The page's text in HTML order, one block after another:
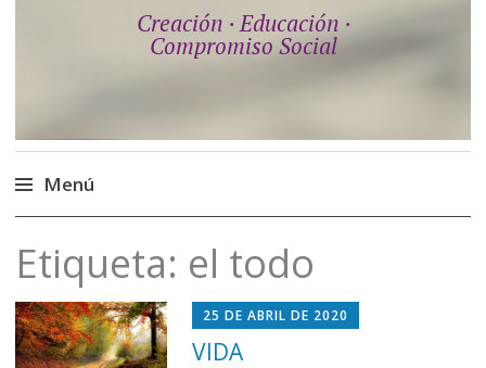
Creación · Educación ·
Compromiso Social
Menú
al
contenido
Etiqueta: el todo
25 DE ABRIL DE 2020
VIDA